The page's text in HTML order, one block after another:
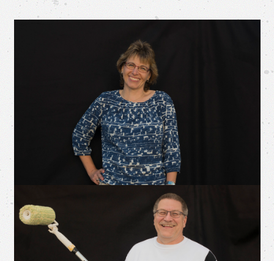
Karin Schrimpf
Einzelhandelskauffrau, Unternehmensleitung
Ausführung sämtlicher Tätigkeiten im Büro
Kassiererin im Arbeitskreis der Frauen im Maler- und
Lackiererhandwerk des Landesinnungsverbandes
Baden- Württemberg
Meisterprüfung im Jahre 1991 in Heilbronn
Ausführung sämtlicher Maler- und Lackierarbeiten